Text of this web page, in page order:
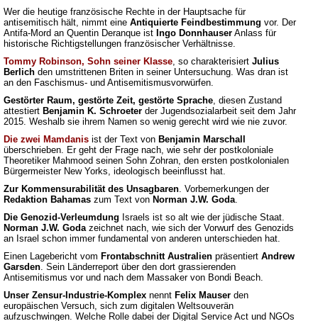
Wer die heutige französische Rechte in der Hauptsache für
antisemitisch hält, nimmt eine Antiquierte Feindbestimmung vor. Der
Antifa-Mord an Quentin Deranque ist Ingo Donnhauser Anlass für
historische Richtigstellungen französischer Verhältnisse.
Tommy Robinson, Sohn seiner Klasse, so charakterisiert Julius
Berlich den umstrittenen Briten in seiner Untersuchung. Was dran ist
an den Faschismus- und Antisemitismusvorwürfen.
Gestörter Raum, gestörte Zeit, gestörte Sprache, diesen Zustand
attestiert Benjamin K. Schroeter der Jugendsozialarbeit seit dem Jahr
2015. Weshalb sie ihrem Namen so wenig gerecht wird wie nie zuvor.
Die zwei Mamdanis ist der Text von Benjamin Marschall
überschrieben. Er geht der Frage nach, wie sehr der postkoloniale
Theoretiker Mahmood seinen Sohn Zohran, den ersten postkolonialen
Bürgermeister New Yorks, ideologisch beeinflusst hat.
Zur Kommensurabilität des Unsagbaren. Vorbemerkungen der
Redaktion Bahamas zum Text von Norman J.W. Goda.
Die Genozid-Verleumdung Israels ist so alt wie der jüdische Staat.
Norman J.W. Godazeichnet nach, wie sich der Vorwurf des Genozids
an Israel schon immer fundamental von anderen unterschieden hat.
Einen Lagebericht vom Frontabschnitt Australien präsentiert Andrew
Garsden. Sein Länderreport über den dort grassierenden
Antisemitismus vor und nach dem Massaker von Bondi Beach.
Unser Zensur-Industrie-Komplex nennt Felix Mauser den
europäischen Versuch, sich zum digitalen Weltsouverän
aufzuschwingen. Welche Rolle dabei der Digital Service Act und NGOs